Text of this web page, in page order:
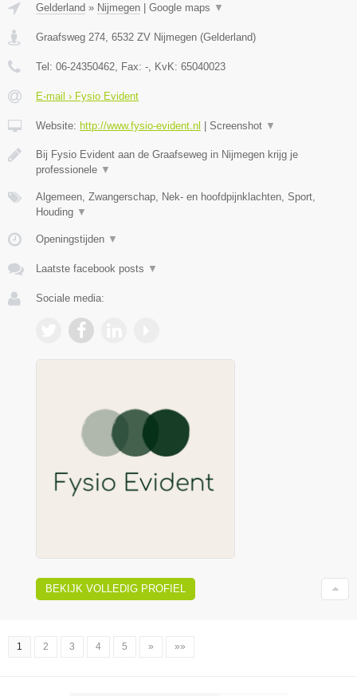
Gelderland » Nijmegen | Google maps ▼
Graafsweg 274 6532 ZV Nijmegen (Gelderland)
Tel: 06-24350462 , Fax: - , KvK: 65040023
E-mail › Fysio Evident
Website: http://www.fysio-evident.nl | Screenshot ▼
Bij Fysio Evident aan de Graafseweg in Nijmegen krijg je
professionele ▼
Algemeen, Zwangerschap, Nek- en hoofdpijnklachten, Sport,
Houding ▼
Openingstijden ▼
Laatste facebook posts ▼
Sociale media:
BEKIJK VOLLEDIG PROFIEL
1 2 3 4 5 » »»